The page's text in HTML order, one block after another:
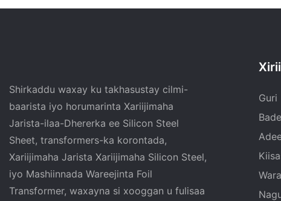
Shirkaddu waxay ku takhasustay cilmi-
baarista iyo horumarinta Xariijimaha
Jarista-ilaa-Dhererka ee Silicon Steel
Sheet, transformers-ka korontada,
Xariijimaha Jarista Xariijimaha Silicon Steel,
iyo Mashiinnada Wareejinta Foil
Transformer, waxayna si xooggan u fulisaa
Guri